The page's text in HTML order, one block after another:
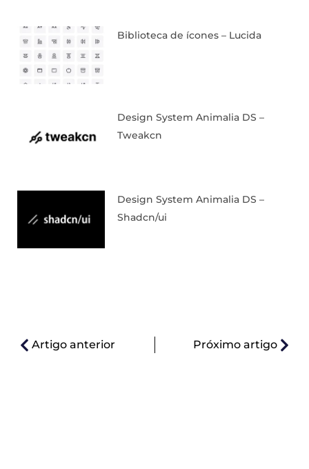
Biblioteca de ícones – Lucida
Design System Animalia DS –
Tweakcn
Design System Animalia DS –
Shadcn/ui
Artigo anterior Próximo artigo